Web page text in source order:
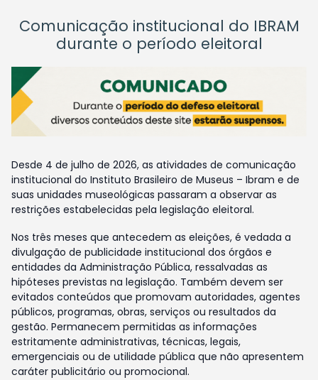
Comunicação institucional do IBRAM
durante o período eleitoral
Desde 4 de julho de 2026, as atividades de comunicação
institucional do Instituto Brasileiro de Museus – Ibram e de
suas unidades museológicas passaram a observar as
restrições estabelecidas pela legislação eleitoral.
Nos três meses que antecedem as eleições, é vedada a
divulgação de publicidade institucional dos órgãos e
entidades da Administração Pública, ressalvadas as
hipóteses previstas na legislação. Também devem ser
evitados conteúdos que promovam autoridades, agentes
públicos, programas, obras, serviços ou resultados da
gestão. Permanecem permitidas as informações
estritamente administrativas, técnicas, legais,
emergenciais ou de utilidade pública que não apresentem
caráter publicitário ou promocional.